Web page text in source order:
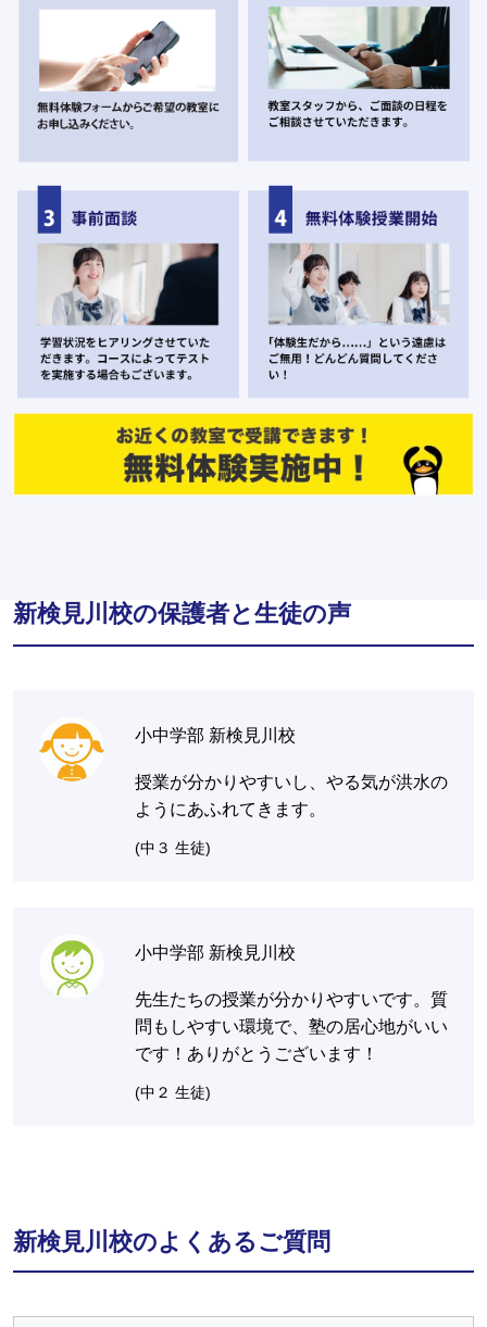
新検見川校の保護者と生徒の声
小中学部 新検見川校
授業が分かりやすいし、やる気が洪水の
ようにあふれてきます。
(中３ 生徒)
小中学部 新検見川校
先生たちの授業が分かりやすいです。質
問もしやすい環境で、塾の居心地がいい
です！ありがとうございます！
(中２ 生徒)
新検見川校のよくあるご質問